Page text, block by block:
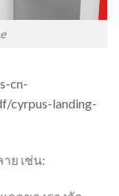
cn-
cyrpus-landing-
ย เช่น: